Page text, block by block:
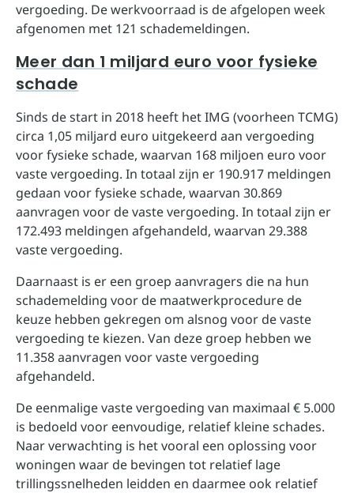
vergoeding. De werkvoorraad is de afgelopen week
afgenomen met 121 schademeldingen.
Meer dan 1 miljard euro voor fysieke
schade
Sinds de start in 2018 heeft het IMG (voorheen TCMG)
circa 1,05 miljard euro uitgekeerd aan vergoeding
voor fysieke schade, waarvan 168 miljoen euro voor
vaste vergoeding. In totaal zijn er 190.917 meldingen
gedaan voor fysieke schade, waarvan 30.869
aanvragen voor de vaste vergoeding. In totaal zijn er
172.493 meldingen afgehandeld, waarvan 29.388
vaste vergoeding.
Daarnaast is er een groep aanvragers die na hun
schademelding voor de maatwerkprocedure de
keuze hebben gekregen om alsnog voor de vaste
vergoeding te kiezen. Van deze groep hebben we
11.358 aanvragen voor vaste vergoeding
afgehandeld.
De eenmalige vaste vergoeding van maximaal € 5.000
is bedoeld voor eenvoudige, relatief kleine schades.
Naar verwachting is het vooral een oplossing voor
woningen waar de bevingen tot relatief lage
trillingssnelheden leidden en daarmee ook relatief